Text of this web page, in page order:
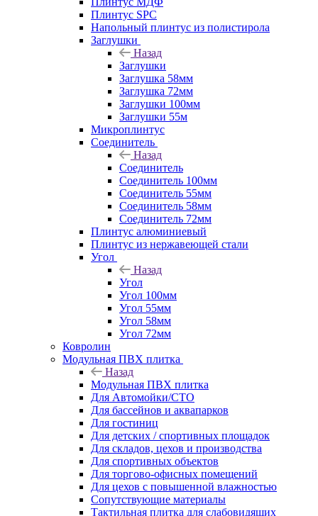
Плинтус SPC
Напольный плинтус из полистирола
Заглушки
Назад
Заглушки
Заглушка 58мм
Заглушка 72мм
Заглушки 100мм
Заглушки 55м
Микроплинтус
Соединитель
Назад
Соединитель
Соединитель 100мм
Соединитель 55мм
Соединитель 58мм
Соединитель 72мм
Плинтус алюминиевый
Плинтус из нержавеющей стали
Угол
Назад
Угол
Угол 100мм
Угол 55мм
Угол 58мм
Угол 72мм
Ковролин
Модульная ПВХ плитка
Назад
Модульная ПВХ плитка
Для Автомойки/СТО
Для бассейнов и аквапарков
Для гостиниц
Для детских / спортивных площадок
Для складов, цехов и производства
Для спортивных объектов
Для торгово-офисных помещений
Для цехов с повышенной влажностью
Сопутствующие материалы
Тактильная плитка для слабовидящих